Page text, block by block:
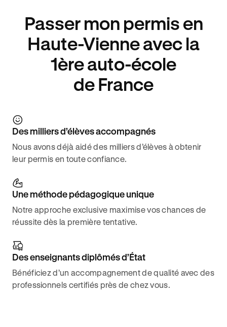
Passer mon permis en
Haute-Vienne avec la
1ère auto-école
de France
Des milliers d’élèves accompagnés
Nous avons déjà aidé des milliers d’élèves à obtenir
leur permis en toute confiance.
Une méthode pédagogique unique
Notre approche exclusive maximise vos chances de
réussite dès la première tentative.
Des enseignants diplômés d’État
Bénéficiez d’un accompagnement de qualité avec des
professionnels certifiés près de chez vous.